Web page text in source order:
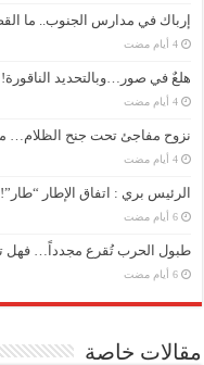
إرباك في مدارس الجنوب.. ما
‏4 أيام مضت
هلعٌ في صور…وبالتحديد الناقورة!
‏4 أيام مضت
نزوح مفاجئ تحت جنح الظلام…
‏4 أيام مضت
الرئيس بري : اتفاق الإطار “طار”!
‏6 أيام مضت
طبول الحرب تُقرع مجدداً… فهل
‏6 أيام مضت
مقالات خاصة